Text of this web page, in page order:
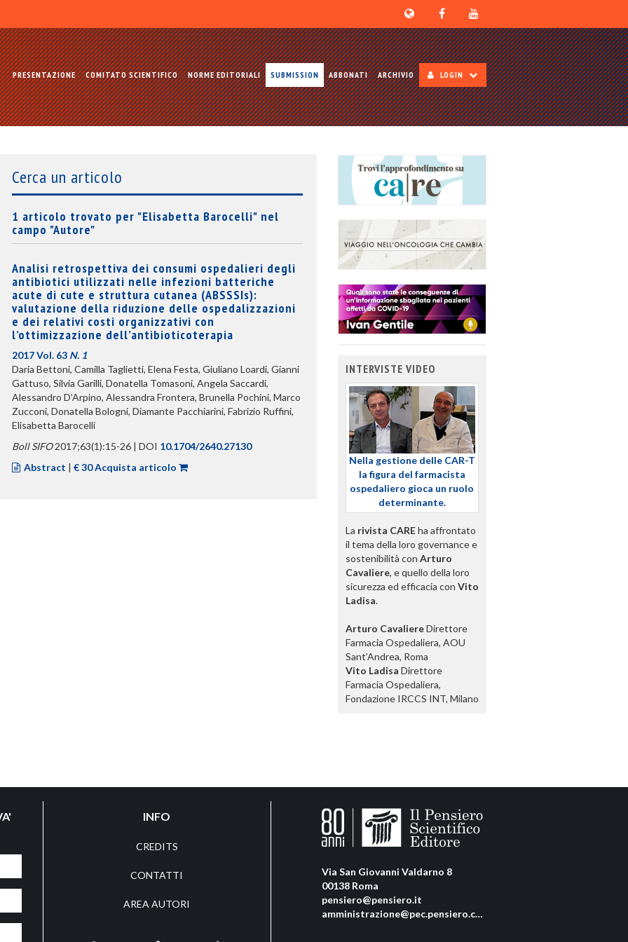
PRESENTAZIONE COMITATO SCIENTIFICO NORME EDITORIALI SUBMISSION ABBONATI ARCHIVIO LOGIN
Cerca un articolo
1 articolo trovato per "Elisabetta Barocelli" nel
campo "Autore"
Analisi retrospettiva dei consumi ospedalieri degli
antibiotici utilizzati nelle infezioni batteriche
acute di cute e struttura cutanea (ABSSSIs):
valutazione della riduzione delle ospedalizzazioni
e dei relativi costi organizzativi con
l’ottimizzazione dell’antibioticoterapia
2017 Vol. 63 N. 1
Daria Bettoni, Camilla Taglietti, Elena Festa, Giuliano Loardi, Gianni
Gattuso, Silvia Garilli, Donatella Tomasoni, Angela Saccardi,
Alessandro D’Arpino, Alessandra Frontera, Brunella Pochini, Marco
Zucconi, Donatella Bologni, Diamante Pacchiarini, Fabrizio Ruffini,
Elisabetta Barocelli
Boll SIFO2017;63(1):15-26 | DOI 10.1704/2640.27130
Abstract | € 30 Acquista articolo
INTERVISTE VIDEO
Nella gestione delle CAR-T
la figura del farmacista
ospedaliero gioca un ruolo
determinante.
La rivista CAREha affrontato
il tema della loro governance e
sostenibilità con Arturo
Cavaliere, e quello della loro
sicurezza ed efficacia con Vito
Ladisa.
Arturo CavaliereDirettore
Farmacia Ospedaliera, AOU
Sant’Andrea, Roma
Vito Ladisa Direttore
Farmacia Ospedaliera,
Fondazione IRCCS INT, Milano
INFO
CREDITS
CONTATTI
AREA AUTORI
Via San Giovanni Valdarno 8
00138 Roma
pensiero@pensiero.it
amministrazione@pec.pensiero.com